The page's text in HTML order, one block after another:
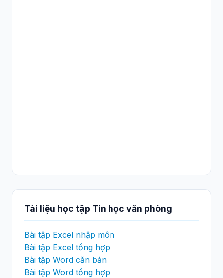
Tài liệu học tập Tin học văn phòng
Bài tập Excel nhập môn
Bài tập Excel tổng hợp
Bài tập Word căn bản
Bài tập Word tổng hợp